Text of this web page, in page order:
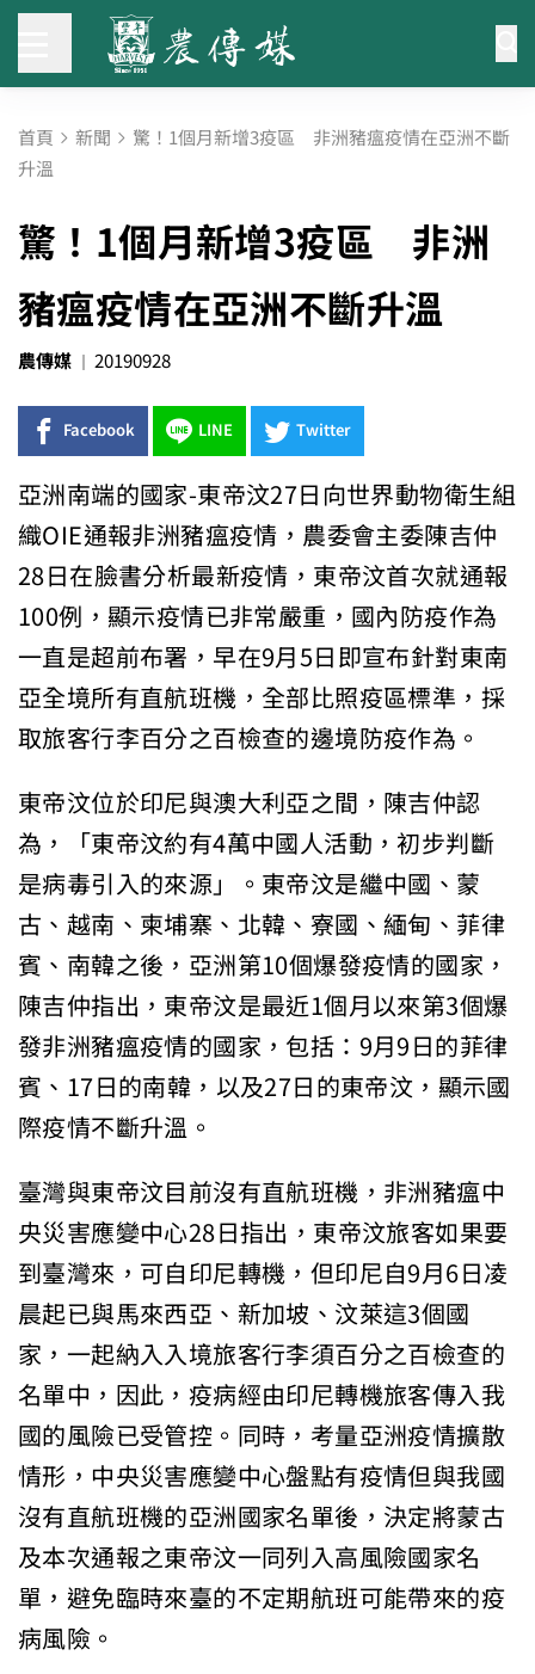
首頁 新聞 驚！1個月新增3疫區 非洲豬瘟疫情在亞洲不斷
升溫
驚！1個月新增3疫區 非洲
豬瘟疫情在亞洲不斷升溫
農傳媒 20190928
Facebook LINE Twitter
亞洲南端的國家-東帝汶27日向世界動物衛生組
織OIE通報非洲豬瘟疫情，農委會主委陳吉仲
28日在臉書分析最新疫情，東帝汶首次就通報
100例，顯示疫情已非常嚴重，國內防疫作為
一直是超前布署，早在9月5日即宣布針對東南
亞全境所有直航班機，全部比照疫區標準，採
取旅客行李百分之百檢查的邊境防疫作為。
東帝汶位於印尼與澳大利亞之間，陳吉仲認
為，「東帝汶約有4萬中國人活動，初步判斷
是病毒引入的來源」。東帝汶是繼中國、蒙
古、越南、柬埔寨、北韓、寮國、緬甸、菲律
賓、南韓之後，亞洲第10個爆發疫情的國家，
陳吉仲指出，東帝汶是最近1個月以來第3個爆
發非洲豬瘟疫情的國家，包括：9月9日的菲律
賓、17日的南韓，以及27日的東帝汶，顯示國
際疫情不斷升溫。
臺灣與東帝汶目前沒有直航班機，非洲豬瘟中
央災害應變中心28日指出，東帝汶旅客如果要
到臺灣來，可自印尼轉機，但印尼自9月6日凌
晨起已與馬來西亞、新加坡、汶萊這3個國
家，一起納入入境旅客行李須百分之百檢查的
名單中，因此，疫病經由印尼轉機旅客傳入我
國的風險已受管控。同時，考量亞洲疫情擴散
情形，中央災害應變中心盤點有疫情但與我國
沒有直航班機的亞洲國家名單後，決定將蒙古
及本次通報之東帝汶一同列入高風險國家名
單，避免臨時來臺的不定期航班可能帶來的疫
病風險。